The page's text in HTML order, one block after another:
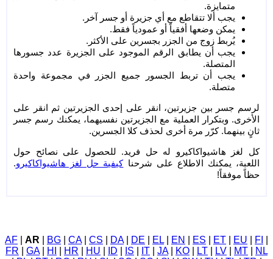
متمايزة.
يجب ألا تتقاطع مع أي جزيرة أو جسر آخر.
يمكن وضعها أفقياً أو عمودياً فقط.
يُربط زوج من الجزر بجسرين على الأكثر.
يجب أن يطابق الرقم الموجود على الجزيرة عدد جسورها
المتصلة.
يجب أن تربط الجسور جميع الجزر في مجموعة واحدة
متصلة.
لرسم جسر بين جزيرتين، انقر على إحدى الجزيرتين ثم انقر على
الأخرى. وبتكرار العملية مع الجزيرتين نفسيهما، يمكنك رسم جسر
ثانٍ بينهما. كرّر مرة أخرى لحذف كلا الجسرين.
كل لغز هاشيواكاكيرو له حل فريد. للحصول على نصائح حول
اللعبة، يمكنك الاطلاع على شرحناكيفية حل لغز هاشيواكاكيرو.
حظاً موفقاً!
AF AR BG CA| CS DA| DE EL EN ES ET EU FI
FR
GA| HI HR HU ID IS IT JA| KO LT LV MT
NL